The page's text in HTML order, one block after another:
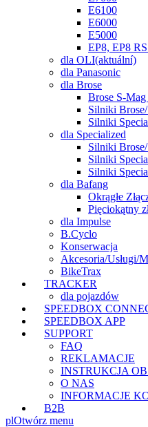
E6100
E6000
E5000
EP8, EP8
dla OLI(aktuální)
dla Panasonic
dla Brose
Brose S-
Silniki
Silniki
dla Specialized
Silniki
Silniki
Silniki
dla Bafang
Okrągłe
Pięciokątny
dla Impulse
B.Cyclo
Konserwacja
Akcesoria/Usługi/
BikeTrax
TRACKER
dla pojazdów
SPEEDBOX
SPEEDBOX APP
SUPPORT
FAQ
REKLAMACJE
INSTRUKCJA
O NAS
INFORMACJE
B2B
plOtwórz menu